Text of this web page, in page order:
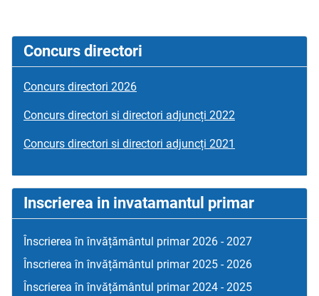
Concurs directori
Concurs directori 2026
Concurs directori si directori adjuncți 2022
Concurs directori si directori adjuncți 2021
Inscrierea in invatamantul primar
Înscrierea în învățământul primar 2026 - 2027
Înscrierea în învățământul primar 2025 - 2026
Înscrierea în învățământul primar 2024 - 2025